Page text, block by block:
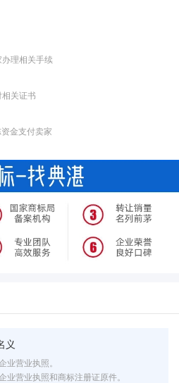
理相关手续
关证书
金支付卖家
义
业营业执照。
业营业执照和商标注册证原件。